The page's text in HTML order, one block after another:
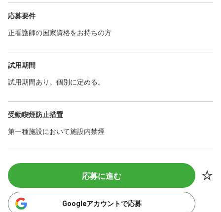
応募要件
正看護師の国家資格をお持ちの方
試用期間
試用期間あり。個別に定める。
受動喫煙防止措置
第一種施設において施設内禁煙
応募に進む
Googleアカウントで応募